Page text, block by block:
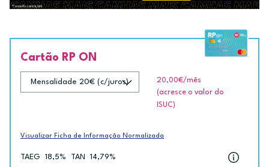
Cartão RP ON
20,00€/mês
(acresce o valor do
ISUC)
Visualizar Ficha de Informação Normalizada
TAEG 18,5% TAN 14,79%